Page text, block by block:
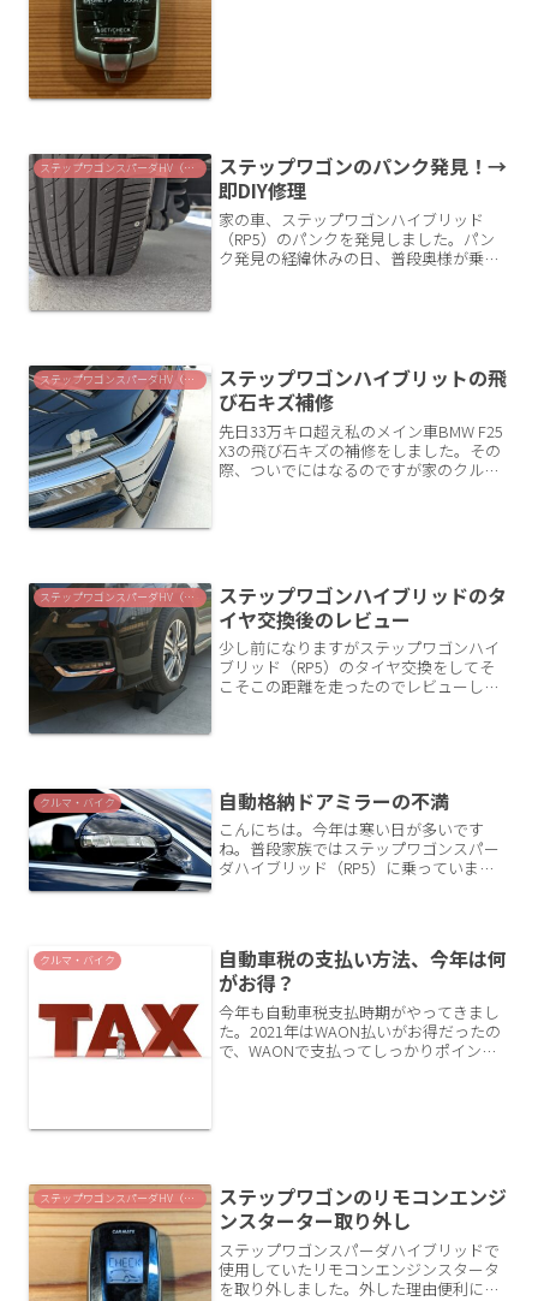
ステップワゴンスパーダHV（RP5）
ステップワゴンのパンク発見！→
即DIY修理
家の車、ステップワゴンハイブリッド
（RP5）のパンクを発見しました。パン
ク発見の経緯休みの日、普段奥様が乗っ
ステップワゴンスパーダHV（RP5）
ステップワゴンハイブリットの飛
び石キズ補修
先日33万キロ超え私のメイン車BMW F25
X3の飛び石キズの補修をしました。その
際、ついでにはなるのですが家のクル
ステップワゴンスパーダHV（RP5）
ステップワゴンハイブリッドのタ
イヤ交換後のレビュー
少し前になりますがステップワゴンハイ
ブリッド（RP5）のタイヤ交換をしてそ
こそこの距離を走ったのでレビューして
クルマ・バイク 自動格納ドアミラーの不満
こんにちは。今年は寒い日が多いです
ね。普段家族ではステップワゴンスパー
ダハイブリッド（RP5）に乗っています
ミラー）機能とはオートリ...
クルマ・バイク
自動車税の支払い方法、今年は何
がお得？
今年も自動車税支払時期がやってきまし
た。2021年はWAON払いがお得だったの
で、WAONで支払ってしっかりポイント
ステップワゴンスパーダHV（RP5）
ステップワゴンのリモコンエンジ
ンスターター取り外し
ステップワゴンスパーダハイブリッドで
使用していたリモコンエンジンスタータ
を取り外しました。外した理由便利に使